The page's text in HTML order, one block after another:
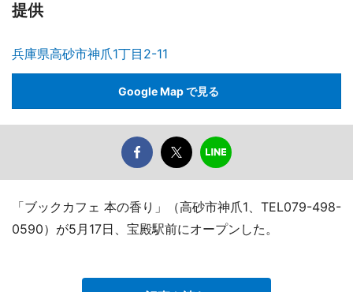
提供
兵庫県高砂市神爪1丁目2-11
Google Map で見る
「ブックカフェ 本の香り」（高砂市神爪1、TEL079-498-
0590）が5月17日、宝殿駅前にオープンした。